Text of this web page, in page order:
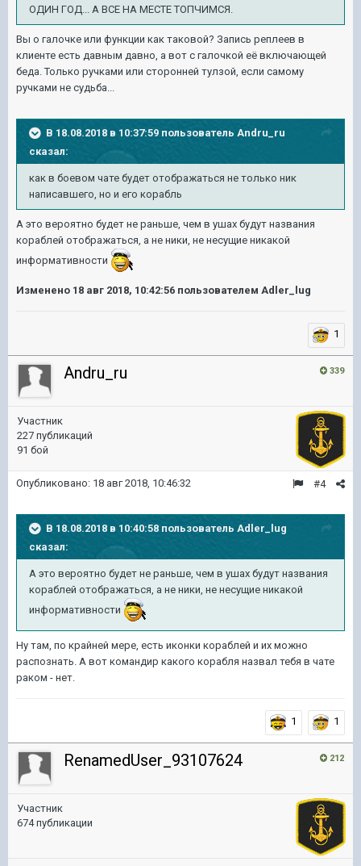
ОДИН ГОД... А ВСЕ НА МЕСТЕ ТОПЧИМСЯ.
Вы о галочке или функции как таковой? Запись реплеев в
клиенте есть давным давно, а вот с галочкой её включающей
беда. Только ручками или сторонней тулзой, если самому
ручками не судьба...
В 18.08.2018 в 10:37:59 пользователь Andru_ru
сказал:
как в боевом чате будет отображаться не только ник
написавшего, но и его корабль
А это вероятно будет не раньше, чем в ушах будут названия
кораблей отображаться, а не ники, не несущие никакой
информативности
Изменено 18 авг 2018, 10:42:56 пользователем Adler_lug
1
339
Andru_ru
Участник
227 публикаций
91 бой
#4
Опубликовано: 18 авг 2018, 10:46:32
В 18.08.2018 в 10:40:58 пользователь Adler_lug
сказал:
А это вероятно будет не раньше, чем в ушах будут названия
кораблей отображаться, а не ники, не несущие никакой
информативности
Ну там, по крайней мере, есть иконки кораблей и их можно
распознать. А вот командир какого корабля назвал тебя в чате
раком - нет.
1 1
212
RenamedUser_93107624
Участник
674 публикации